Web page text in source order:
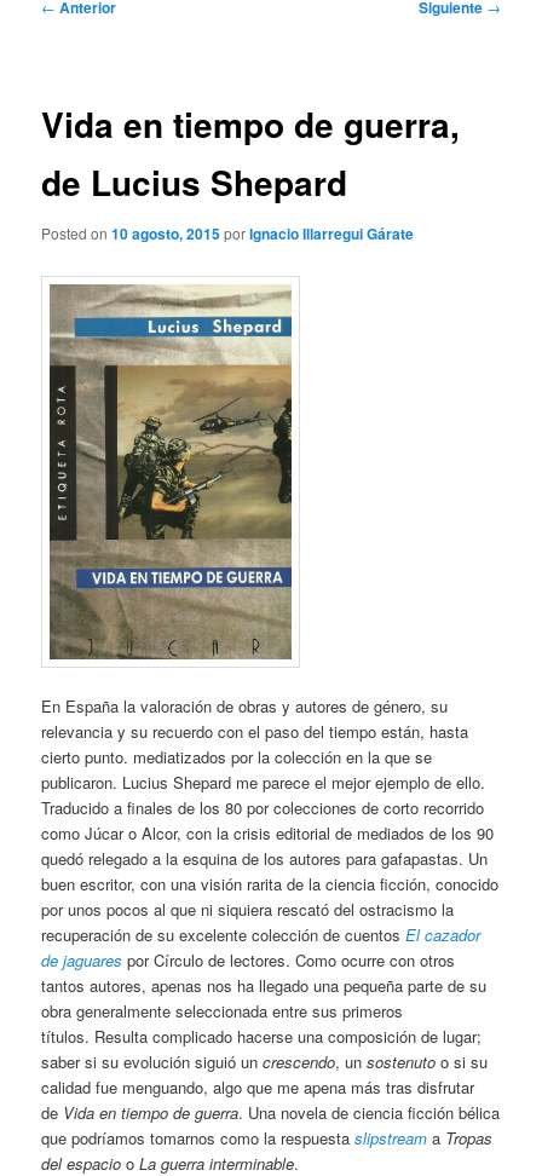
← Anterior Siguiente →
Vida en tiempo de guerra,
de Lucius Shepard
Posted on10 agosto, 2015porIgnacio Illarregui Gárate
En España la valoración de obras y autores de género, su
relevancia y su recuerdo con el paso del tiempo están, hasta
cierto punto. mediatizados por la colección en la que se
publicaron. Lucius Shepard me parece el mejor ejemplo de ello.
Traducido a finales de los 80 por colecciones de corto recorrido
como Júcar o Alcor, con la crisis editorial de mediados de los 90
quedó relegado a la esquina de los autores para gafapastas. Un
buen escritor, con una visión rarita de la ciencia ficción, conocido
por unos pocos al que ni siquiera rescató del ostracismo la
recuperación de su excelente colección de cuentosEl cazador
de jaguares por Círculo de lectores. Como ocurre con otros
tantos autores, apenas nos ha llegado una pequeña parte de su
obra generalmente seleccionada entre sus primeros
títulos. Resulta complicado hacerse una composición de lugar;
saber si su evolución siguió uncrescendo, unsostenuto o si su
calidad fue menguando, algo que me apena más tras disfrutar
de Vida en tiempo de guerra. Una novela de ciencia ficción bélica
que podríamos tomarnos como la respuestaslipstream a Tropas
del espacio oLa guerra interminable.